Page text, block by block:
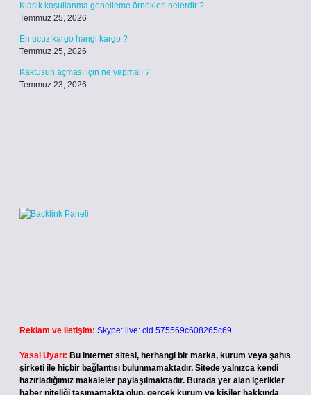
Klasik koşullanma genelleme örnekleri nelerdir ?
Temmuz 25, 2026
En ucuz kargo hangi kargo ?
Temmuz 25, 2026
Kaktüsün açması için ne yapmalı ?
Temmuz 23, 2026
Reklam ve İletişim: Skype: live:.cid.575569c608265c69
Yasal Uyarı: Bu internet sitesi, herhangi bir marka, kurum veya şahıs
şirketi ile hiçbir bağlantısı bulunmamaktadır. Sitede yalnızca kendi
hazırladığımız makaleler paylaşılmaktadır. Burada yer alan içerikler
haber niteliği taşımamakta olup, gerçek kurum ve kişiler hakkında